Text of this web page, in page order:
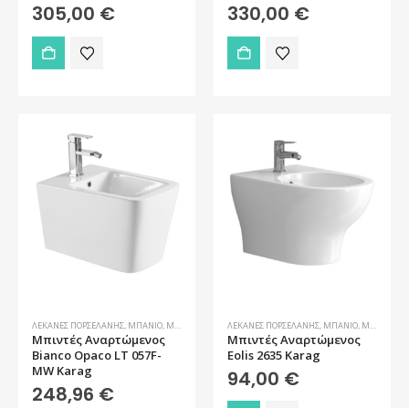
305,00 € 330,00 €
ΛΕΚΆΝΕΣ ΠΟΡΣΕΛΆΝΗΣ, ΜΠΆΝΙΟ, ΜΠΙΝΤΈ
Μπιντές Αναρτώμενος
Bianco Opaco LT 057F-
MW Karag
248,96 €
ΛΕΚΆΝΕΣ ΠΟΡΣΕΛΆΝΗΣ, ΜΠΆΝΙΟ, ΜΠΙΝΤΈ
Μπιντές Αναρτώμενος
Eolis 2635 Karag
94,00 €